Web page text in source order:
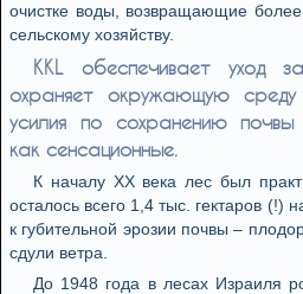
очистке воды, возвращающие
сельскому хозяйству.
KKL обеспечивает уход
охраняет окружающую
усилия по сохранению почвы
как сенсационные.
К началу XX века лес был
осталось всего 1,4 тыс. гектаров (!)
к губительной эрозии почвы –
сдули ветра.
До 1948 года в лесах Израиля